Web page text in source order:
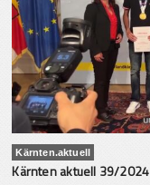
Kärnten.aktuell
Kärnten aktuell 39/2024